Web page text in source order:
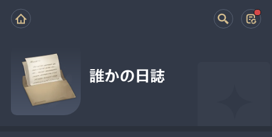
誰かの日誌